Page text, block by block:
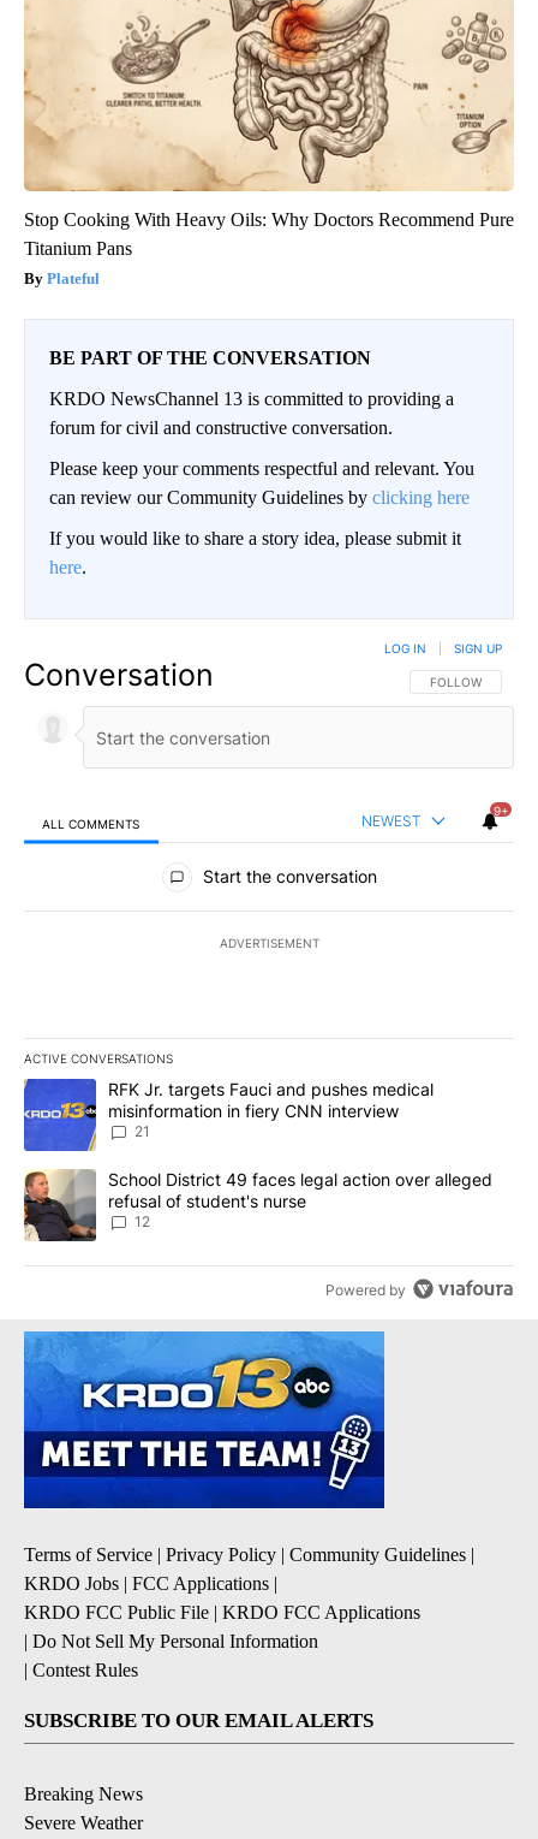
Stop Cooking With Heavy Oils: Why Doctors Recommend Pure
Titanium Pans
Plateful
BE PART OF THE CONVERSATION
KRDO NewsChannel 13 is committed to providing a
forum for civil and constructive conversation.
Please keep your comments respectful and relevant. You
can review our Community Guidelines by clicking here
If you would like to share a story idea, please submit it
here.
Conversation FOLLOW THIS
FOLLOW
LOG IN SIGN UP
ALL COMMENTS NEWEST
9+
All Comments
Start the conversation
ADVERTISEMENT
ACTIVE CONVERSATIONS
The following is a list of the most commented articles in the last
A trending article titled "RFK Jr. targets Fauci and pushes
RFK Jr. targets Fauci and pushes medical
misinformation in fiery CNN interview
21
A trending article titled "School District 49 faces legal action
School District 49 faces legal action over alleged
refusal of student's nurse
12
Powered by
Terms of Service | Privacy Policy | Community Guidelines |
KRDO Jobs | FCC Applications |
KRDO FCC Public File | KRDO FCC Applications
| Do Not Sell My Personal Information
| Contest Rules
SUBSCRIBE TO OUR EMAIL ALERTS
Breaking News
Severe Weather